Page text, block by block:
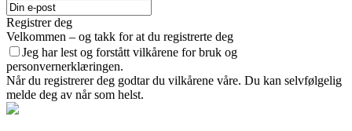
Registrer deg
Velkommen – og takk for at du registrerte deg
Jeg har lest og forstått vilkårene for bruk og
personvernerklæringen.
Når du registrerer deg godtar du vilkårene våre. Du kan selvfølgelig
melde deg av når som helst.